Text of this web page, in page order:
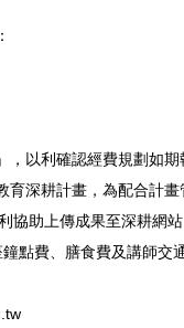
以利確認經費規劃如期
育深耕計畫，為配合計畫
助上傳成果至深耕網站
點費、膳食費及講師交通